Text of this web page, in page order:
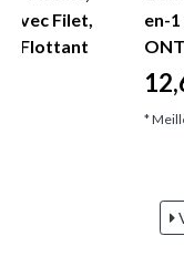
avec Filet,
Flottant
en-
*